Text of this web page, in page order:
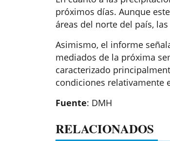
próximos días. Aunque
áreas del norte del país,
Asimismo, el informe
mediados de la próxima
caracterizado
condiciones relativamente
Fuente: DMH
RELACIONADOS